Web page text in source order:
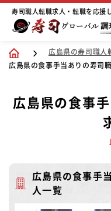
寿司職人転職求人・転職を応援
広島県の寿司職人
広島県の食事手当ありの寿司
広島県の食事
広島県の食事手
人一覧